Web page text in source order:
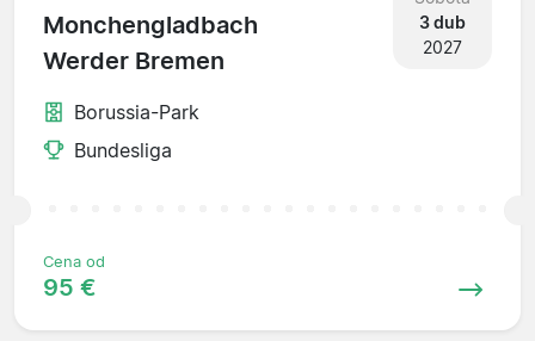
Monchengladbach
Werder Bremen
3 dub
2027
Borussia-Park
Bundesliga
Cena od
95 €